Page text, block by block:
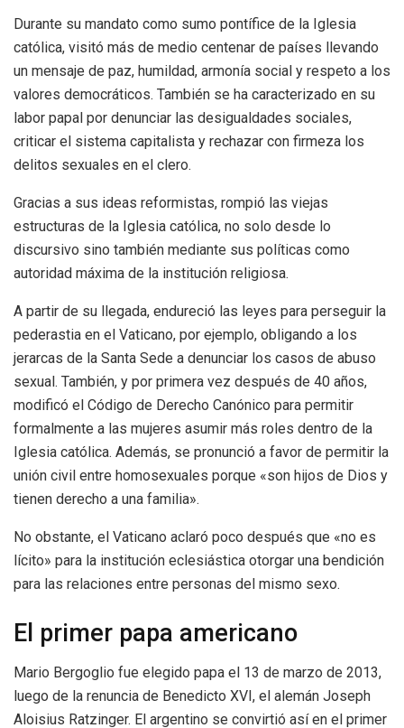
Durante su mandato como sumo pontífice de la Iglesia
católica, visitó más de medio centenar de países llevando
un mensaje de paz, humildad, armonía social y respeto a los
valores democráticos. También se ha caracterizado en su
labor papal por denunciar las desigualdades sociales,
criticar el sistema capitalista y rechazar con firmeza los
delitos sexuales en el clero.
Gracias a sus ideas reformistas, rompió las viejas
estructuras de la Iglesia católica, no solo desde lo
discursivo sino también mediante sus políticas como
autoridad máxima de la institución religiosa.
A partir de su llegada, endureció las leyes para perseguir la
pederastia en el Vaticano, por ejemplo, obligando a los
jerarcas de la Santa Sede a denunciar los casos de abuso
sexual. También, y por primera vez después de 40 años,
modificó el Código de Derecho Canónico para permitir
formalmente a las mujeres asumir más roles dentro de la
Iglesia católica. Además, se pronunció a favor de permitir la
unión civil entre homosexuales porque «son hijos de Dios y
tienen derecho a una familia».
No obstante, el Vaticano aclaró poco después que «no es
lícito» para la institución eclesiástica otorgar una bendición
para las relaciones entre personas del mismo sexo.
El primer papa americano
Mario Bergoglio fue elegido papa el 13 de marzo de 2013,
luego de la renuncia de Benedicto XVI, el alemán Joseph
Aloisius Ratzinger. El argentino se convirtió así en el primer